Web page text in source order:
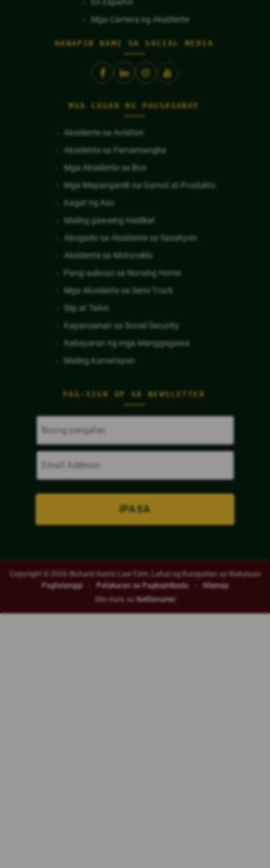
Mga Camera ng Aksidente
HANAPIN KAMI SA SOCIAL MEDIA
PAG-SIGN UP SA NEWSLETTER
Buong
(Kinakailangan)
Email
(Kinakailangan)
MGA LUGAR NG PAGSASANAY
Aksidente sa Aviation
Aksidente sa Pamamangka
Mga Aksidente sa Bus
Mga Mapanganib na Gamot at Produkto
Kagat ng Aso
Maling gawaing medikal
Abogado sa Aksidente sa Sasakyan
Aksidente sa Motorsiklo
Pang-aabuso sa Nursing Home
Mga Aksidente sa Semi Truck
Slip at Talon
Kapansanan sa Social Security
Kabayaran ng mga Manggagawa
Maling Kamatayan
Copyright © 2026
Richard Harris Law Firm. Lahat ng Karapatan ay Nakalaan
Pagtatanggi
Patakaran sa Pagkapribado
Sitemap
Site mula sa NetDynamic